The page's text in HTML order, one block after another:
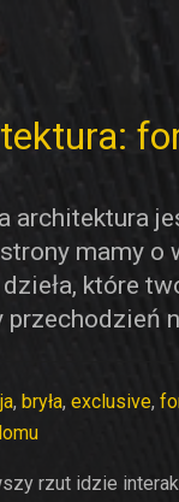
architektura
mamy o
które
przechodzień
, bryła, exclusive,
rzut idzie